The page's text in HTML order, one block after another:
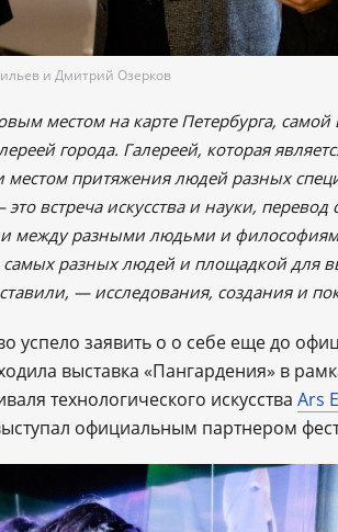
и Дмитрий Озерков
местом на карте Петербурга,
города. Галереей, которая
местом притяжения людей разных
встреча искусства и науки, перевод
между разными людьми и
разных людей и площадкой для
— исследования, создания и
успело заявить о о себе еще до
выставка «Пангардения» в
технологического искусства Ars
официальным партнером